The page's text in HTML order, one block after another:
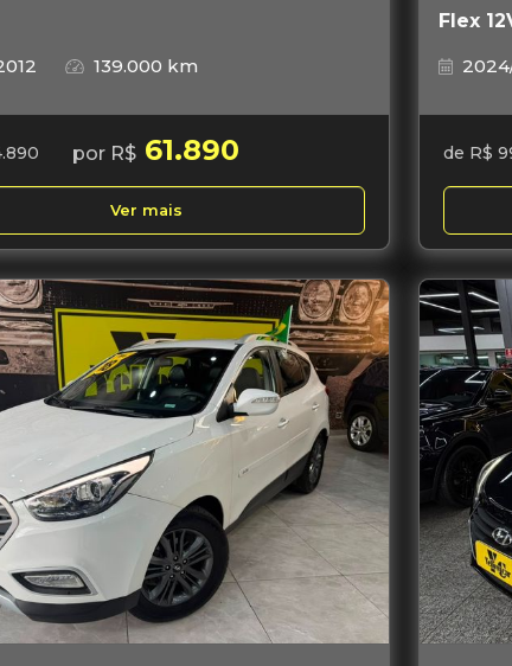
139.000 km
por R$ 61.890
Ver mais
Flex
de R$